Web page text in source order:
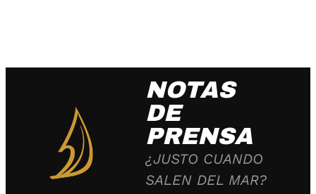
NOTAS
DE
PRENSA
¿JUSTO CUANDO
SALEN DEL MAR?